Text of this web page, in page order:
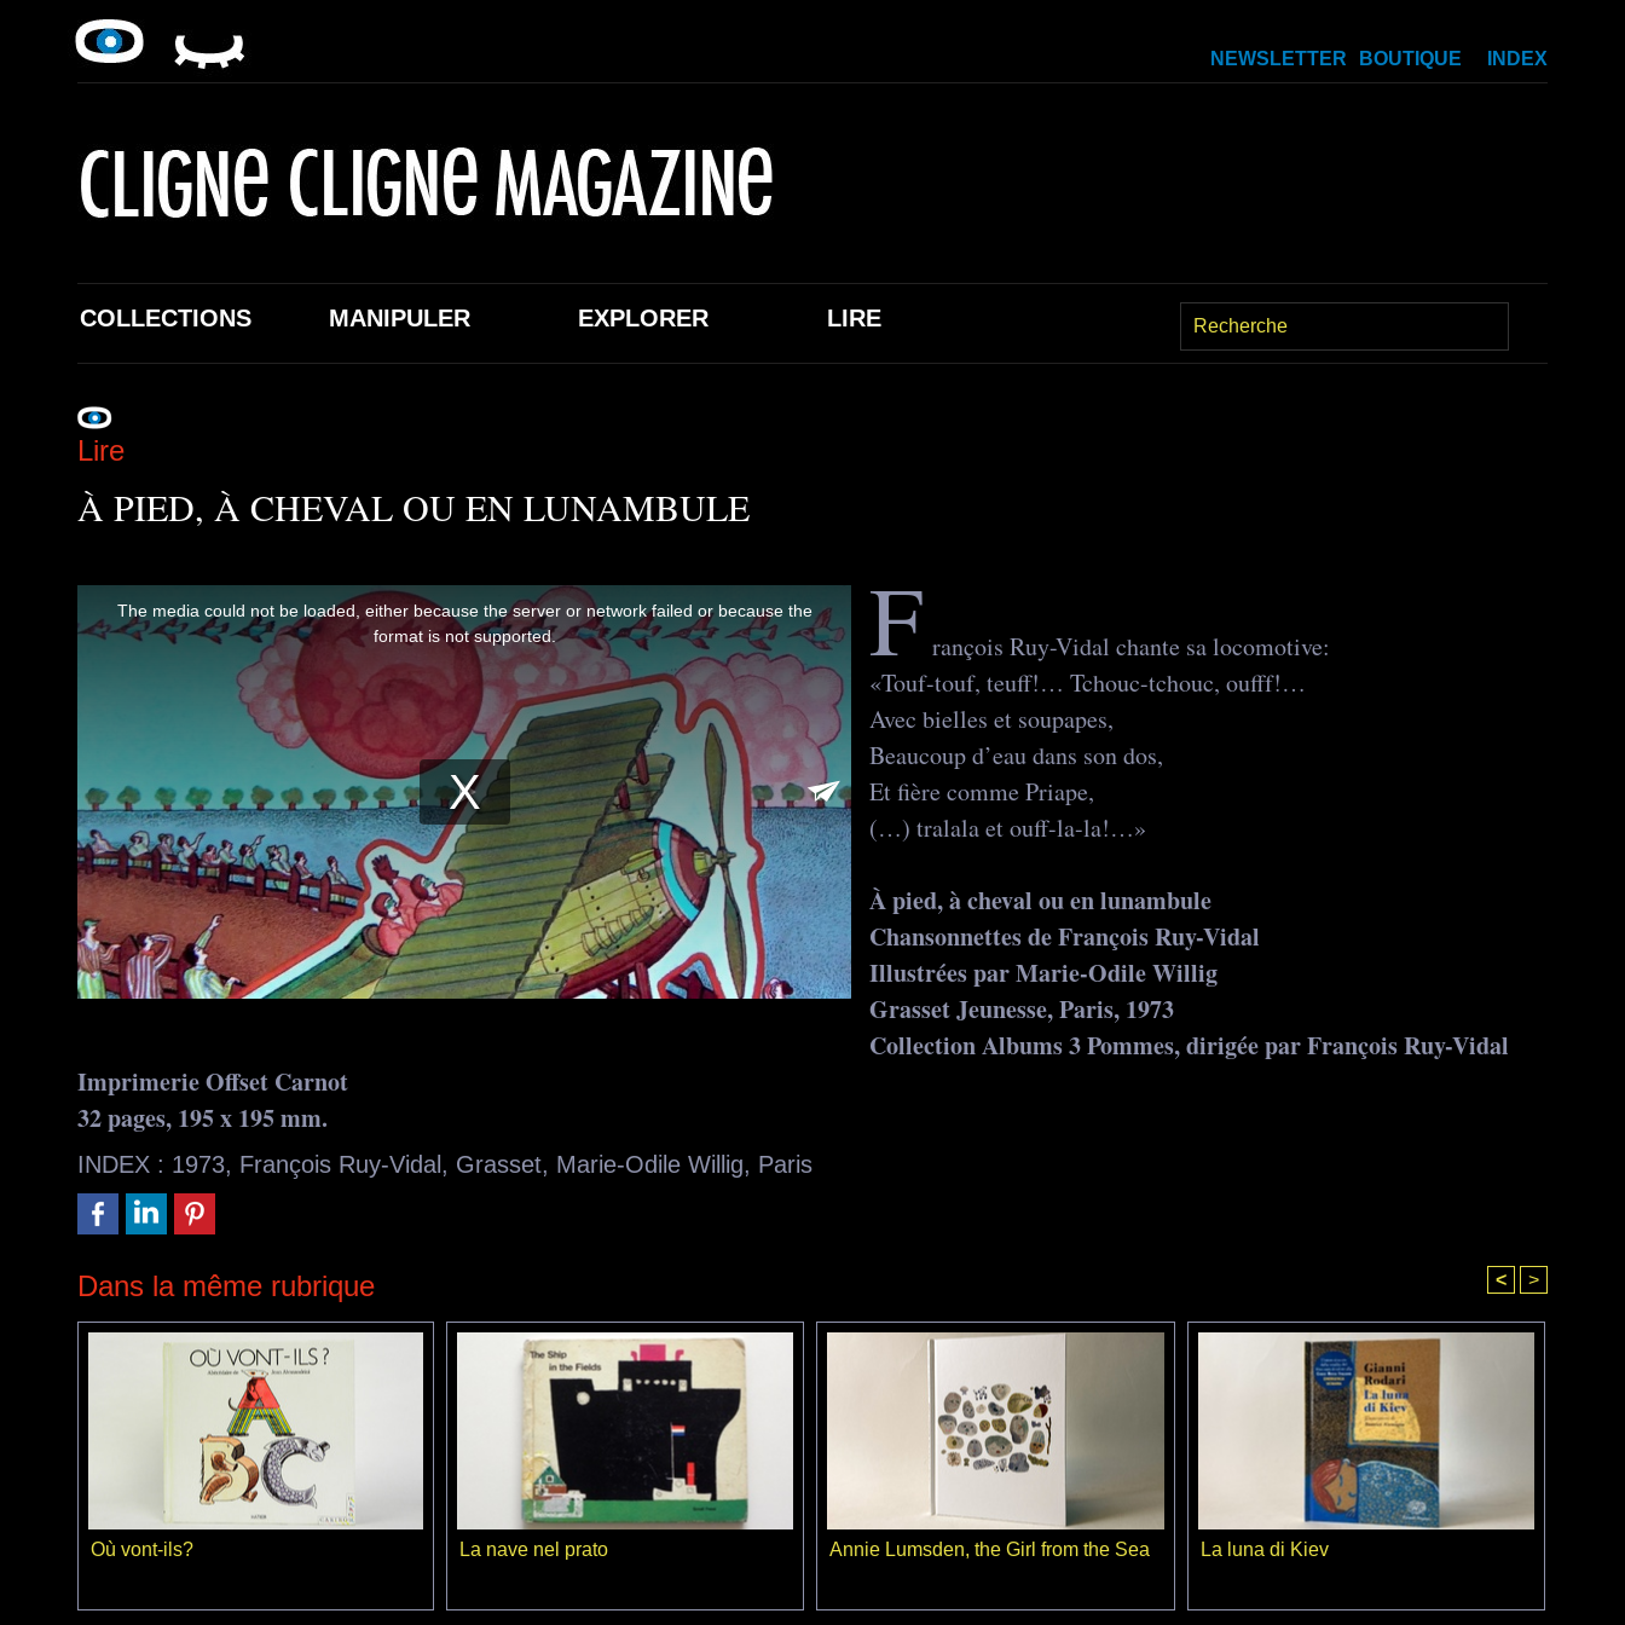
NEWSLETTER BOUTIQUE INDEX
COLLECTIONS MANIPULER EXPLORER LIRE
Lire
À PIED, À CHEVAL OU EN LUNAMBULE
F rançois Ruy-Vidal chante sa locomotive:
«Touf-touf, teuff!… Tchouc-tchouc, oufff!…
Avec bielles et soupapes,
Beaucoup d’eau dans son dos,
Et fière comme Priape,
(…) tralala et ouff-la-la!…»
À pied, à cheval ou en lunambule
Chansonnettes de François Ruy-Vidal
Illustrées par Marie-Odile Willig
Grasset Jeunesse, Paris, 1973
Collection Albums 3 Pommes, dirigée par François Ruy-Vidal
Imprimerie Offset Carnot
32 pages, 195 x 195 mm.
INDEX : 1973, François Ruy-Vidal , Grasset, Marie-Odile Willig, Paris
Dans la même rubrique < >
Où vont-ils? La nave nel prato Annie Lumsden, the Girl from the Sea La luna di Kiev